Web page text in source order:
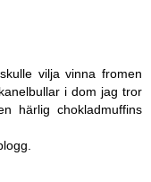
vilja vinna fromen
i dom jag tror
härlig chokladmuffins